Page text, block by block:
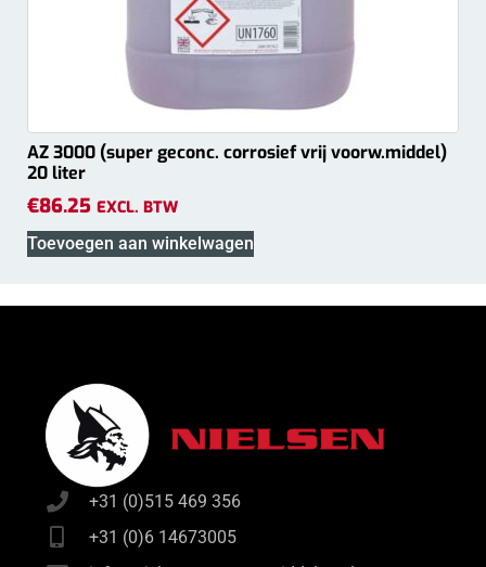
AZ 3000 (super geconc. corrosief vrij voorw.middel)
20 liter
€86.25 EXCL. BTW
Toevoegen aan winkelwagen
+31 (0)515 469 356
+31 (0)6 14673005